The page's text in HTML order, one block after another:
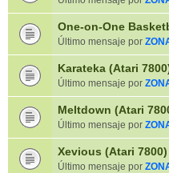
One-on-One
Último mensaje por
Karateka (Atari
Último mensaje por
Meltdown (Atari
Último mensaje por
Xevious (Atari 7800)
Último mensaje por